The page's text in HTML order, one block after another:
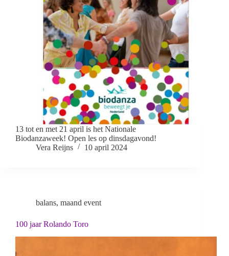
13 tot en met 21 april is het Nationale
Biodanzaweek! Open les op dinsdagavond!
Vera Reijns
10 april 2024
balans, maand event
100 jaar Rolando Toro